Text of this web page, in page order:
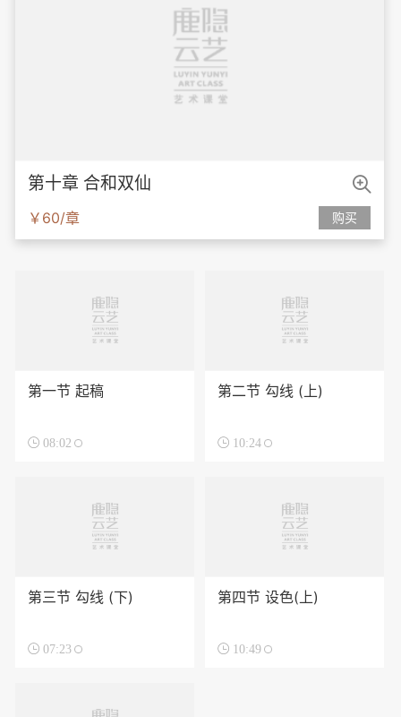
第十章 合和双仙
￥60/章 购买

第一节 起稿
 08:02
第二节 勾线 (上)
 10:24
第三节 勾线 (下)
 07:23
第四节 设色(上)
 10:49